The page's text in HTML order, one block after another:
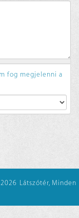
fog megjelenni a
Látszótér, Minden